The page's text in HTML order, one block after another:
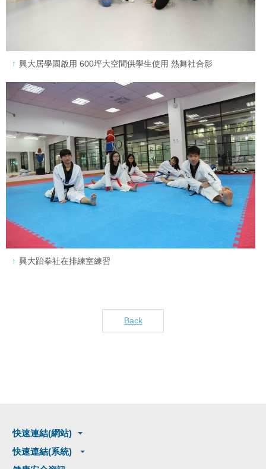
興大居學園啟用 600坪大空間供學生使用 熱舞社合影
興大跆拳社在排練室練習
Back
快速連結(網站)
快速連結(系統)